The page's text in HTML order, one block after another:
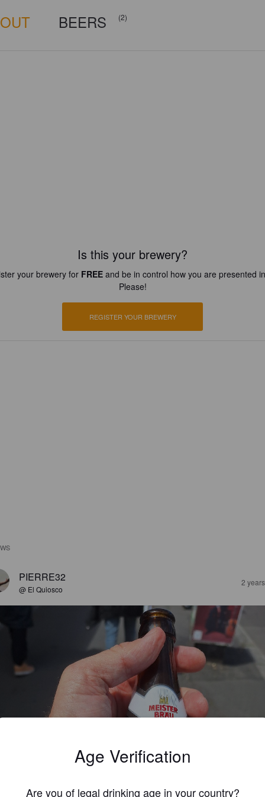
BEERS (2)
Is this your brewery?
your brewery for FREEand be in control how you are presented
Please!
REGISTER YOUR BREWERY
PIERRE32
@ El Quiosco
2
Age Verification
Are you of legal drinking age in your country?